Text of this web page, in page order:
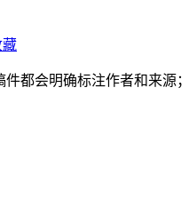
藏
都会明确标注作者和来